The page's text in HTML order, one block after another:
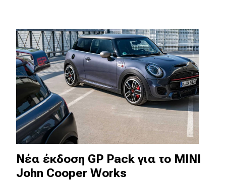
Νέα έκδοση GP Pack για το MINI
John Cooper Works